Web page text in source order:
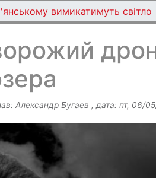
вимикатимуть світло
Александр Бугаев , дата: пт, 06/